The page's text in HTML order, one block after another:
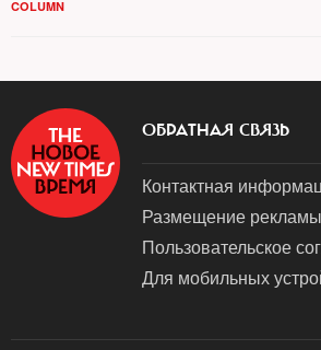
COLUMN
ОБРАТНАЯ СВЯЗЬ
Контактная
Размещение рекламы
Пользовательское
Для мобильных